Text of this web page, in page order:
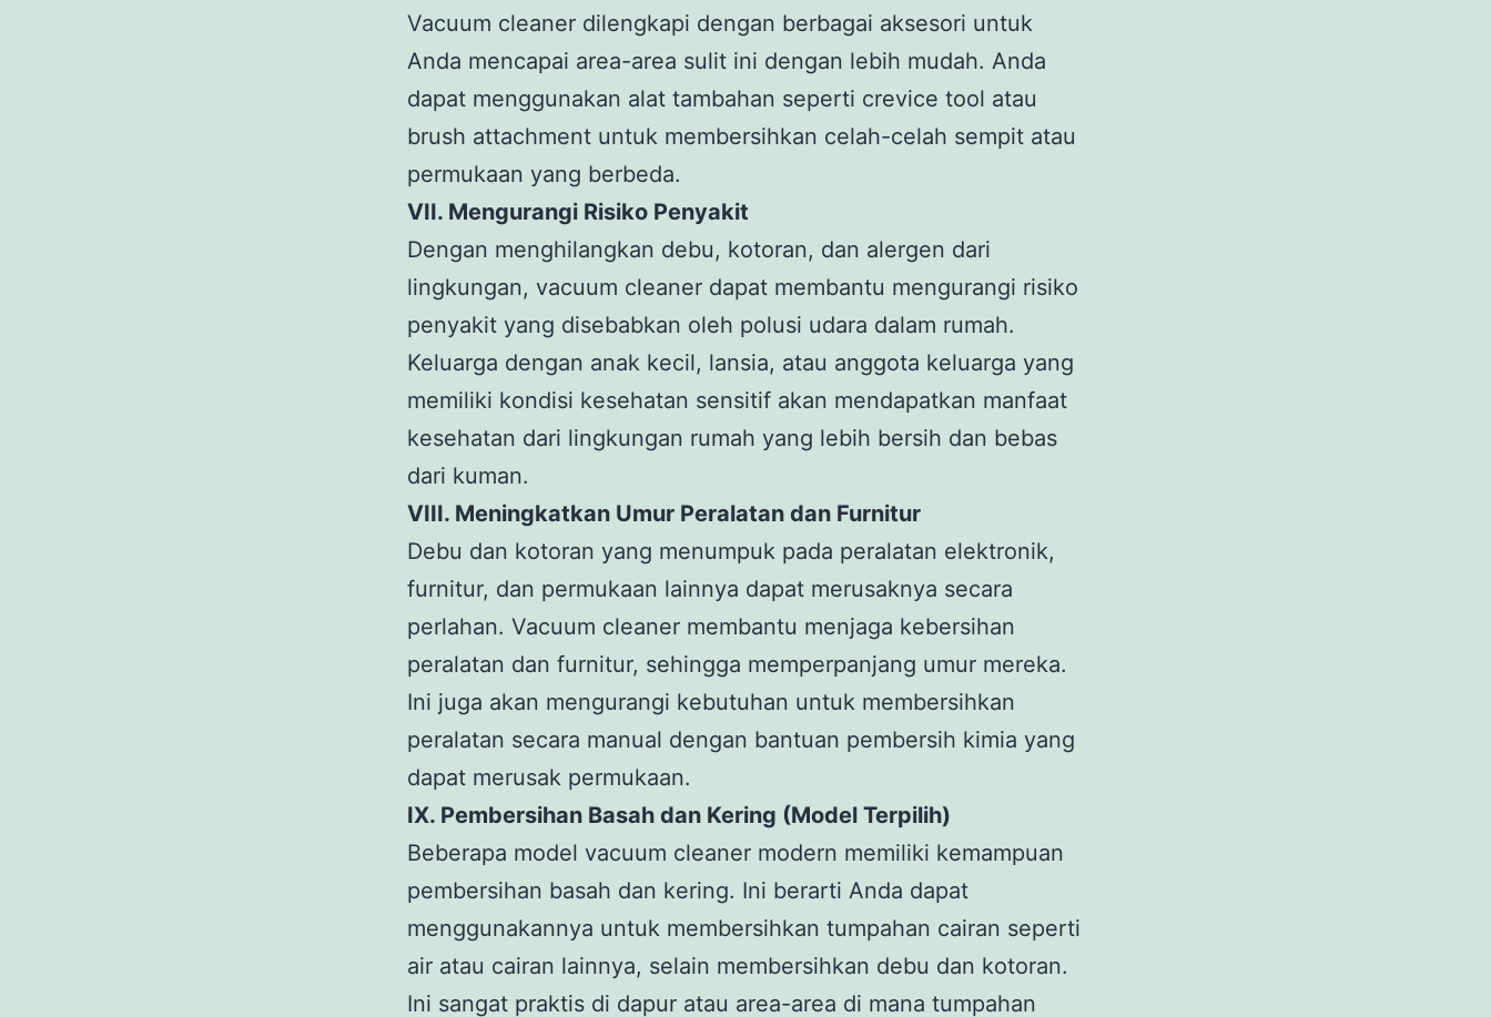
Vacuum cleaner dilengkapi dengan berbagai aksesori untuk
Anda mencapai area-area sulit ini dengan lebih mudah. Anda
dapat menggunakan alat tambahan seperti crevice tool atau
brush attachment untuk membersihkan celah-celah sempit atau
permukaan yang berbeda.
VII. Mengurangi Risiko Penyakit
Dengan menghilangkan debu, kotoran, dan alergen dari
lingkungan, vacuum cleaner dapat membantu mengurangi risiko
penyakit yang disebabkan oleh polusi udara dalam rumah.
Keluarga dengan anak kecil, lansia, atau anggota keluarga yang
memiliki kondisi kesehatan sensitif akan mendapatkan manfaat
kesehatan dari lingkungan rumah yang lebih bersih dan bebas
dari kuman.
VIII. Meningkatkan Umur Peralatan dan Furnitur
Debu dan kotoran yang menumpuk pada peralatan elektronik,
furnitur, dan permukaan lainnya dapat merusaknya secara
perlahan. Vacuum cleaner membantu menjaga kebersihan
peralatan dan furnitur, sehingga memperpanjang umur mereka.
Ini juga akan mengurangi kebutuhan untuk membersihkan
peralatan secara manual dengan bantuan pembersih kimia yang
dapat merusak permukaan.
IX. Pembersihan Basah dan Kering (Model Terpilih)
Beberapa model vacuum cleaner modern memiliki kemampuan
pembersihan basah dan kering. Ini berarti Anda dapat
menggunakannya untuk membersihkan tumpahan cairan seperti
air atau cairan lainnya, selain membersihkan debu dan kotoran.
Ini sangat praktis di dapur atau area-area di mana tumpahan